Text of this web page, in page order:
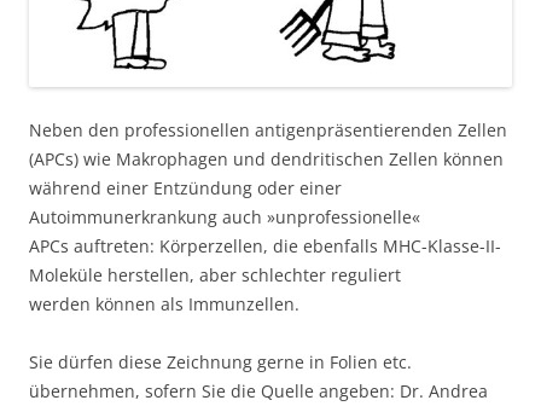
Neben den professionellen antigenpräsentierenden Zellen
(APCs) wie Makrophagen und dendritischen Zellen können
während einer Entzündung oder einer
Autoimmunerkrankung auch »unprofessionelle«
APCs auftreten: Körperzellen, die ebenfalls MHC-Klasse-II-
Moleküle herstellen, aber schlechter reguliert
werden können als Immunzellen.
Sie dürfen diese Zeichnung gerne in Folien etc.
übernehmen, sofern Sie die Quelle angeben: Dr. Andrea